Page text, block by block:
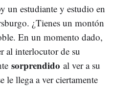
un estudiante y estudio en
¿Tienes un montón
En un momento dado,
al interlocutor de su
sorprendido al ver a su
le llega a ver ciertamente